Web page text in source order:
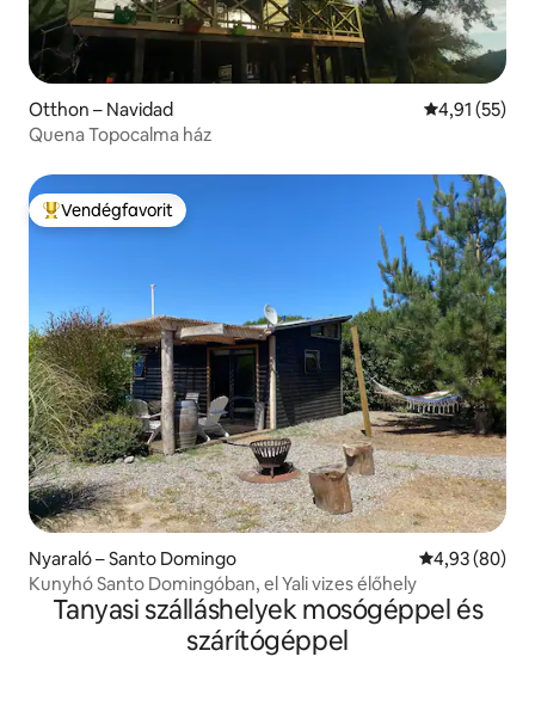
Otthon – Navidad Átlagos
4,91 (55)
Quena Topocalma ház
Kiemelt vendégfavorit
Vendégfavorit
Nyaraló – Santo Domingo Átlagos
4,93 (80)
Kunyhó Santo Domingóban, el Yali vizes élőhely
Tanyasi szálláshelyek mosógéppel és
szárítógéppel